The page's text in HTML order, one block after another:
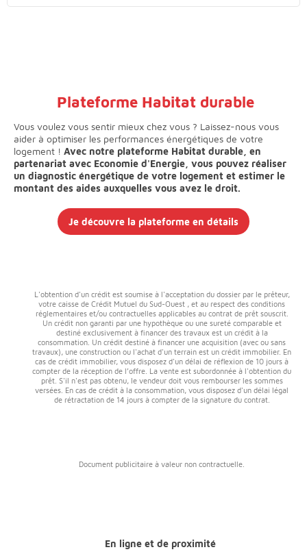
Plateforme Habitat durable
Vous voulez vous sentir mieux chez vous ? Laissez-nous vous
aider à optimiser les performances énergétiques de votre
logement ! Avec notre plateforme Habitat durable, en
partenariat avec Economie d'Energie, vous pouvez réaliser
un diagnostic énergétique de votre logement et estimer le
montant des aides auxquelles vous avez le droit.
Je découvre la plateforme en détails
L'obtention d'un crédit est soumise à l'acceptation du dossier par le prêteur,
votre caisse de Crédit Mutuel du Sud-Ouest , et au respect des conditions
réglementaires et/ou contractuelles applicables au contrat de prêt souscrit.
Un crédit non garanti par une hypothèque ou une sureté comparable et
destiné exclusivement à financer des travaux est un crédit à la
consommation. Un crédit destiné à financer une acquisition (avec ou sans
travaux), une construction ou l'achat d'un terrain est un crédit immobilier. En
cas de crédit immobilier, vous disposez d'un délai de réflexion de 10 jours à
compter de la réception de l’offre. La vente est subordonnée à l'obtention du
prêt. S'il n'est pas obtenu, le vendeur doit vous rembourser les sommes
versées. En cas de crédit à la consommation, vous disposez d'un délai légal
de rétractation de 14 jours à compter de la signature du contrat.
Document publicitaire à valeur non contractuelle.
En ligne et de proximité